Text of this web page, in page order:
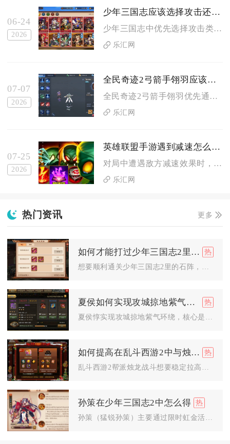
06-24
2026
少年三国志应该选择攻击还是防御神器
少年三国志中优先选择攻击类神器更适配多数阵容与主流对战环境，...
乐汇网
07-07
2026
全民奇迹2弓箭手翎羽应该用哪种办法取得
全民奇迹2弓箭手翎羽优先通过日常副本、限时活动、公会玩法稳定...
乐汇网
07-25
2026
英雄联盟手游遇到减速怎么反制
对局中遭遇敌方减速效果时，可通过解控手段、减速抗性堆叠、位移...
乐汇网
热门资讯 更多
如何才能打过少年三国志2里的石阵
夏侯如何实现攻城掠地紫气环绕
如何提高在乱斗西游2中与烛龙帮派战斗的胜率
孙策在少年三国志2中怎么得